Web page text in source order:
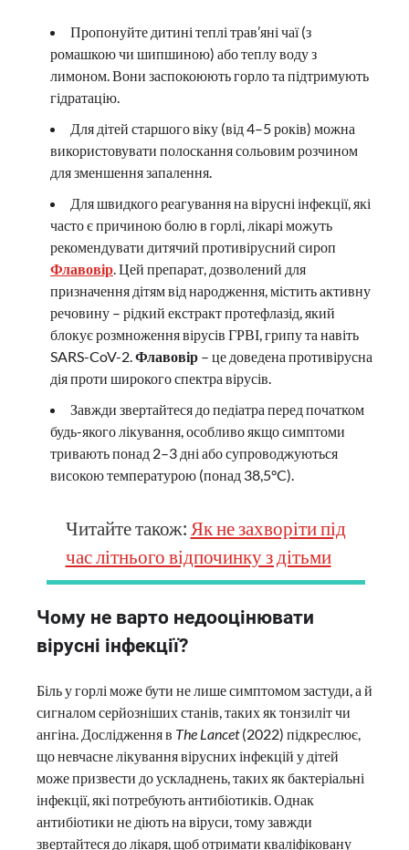
Пропонуйте дитині теплі трав’яні чаї (з
ромашкою чи шипшиною) або теплу воду з
лимоном. Вони заспокоюють горло та підтримують
гідратацію.
Для дітей старшого віку (від 4–5 років) можна
використовувати полоскання сольовим розчином
для зменшення запалення.
Для швидкого реагування на вірусні інфекції, які
часто є причиною болю в горлі, лікарі можуть
рекомендувати дитячий противірусний сироп
Флавовір. Цей препарат, дозволений для
призначення дітям від народження, містить активну
речовину – рідкий екстракт протефлазід, який
блокує розмноження вірусів ГРВІ, грипу та навіть
SARS-CoV-2.Флавовір – це доведена противірусна
дія проти широкого спектра вірусів.
Завжди звертайтеся до педіатра перед початком
будь-якого лікування, особливо якщо симптоми
тривають понад 2–3 дні або супроводжуються
високою температурою (понад 38,5°C).
Читайте також: Як не захворіти під
час літнього відпочинку з дітьми
Чому не варто недооцінювати
вірусні інфекції?
Біль у горлі може бути не лише симптомом застуди, а й
сигналом серйозніших станів, таких як тонзиліт чи
ангіна. Дослідження в The Lancet(2022) підкреслює,
що невчасне лікування вірусних інфекцій у дітей
може призвести до ускладнень, таких як бактеріальні
інфекції, які потребують антибіотиків. Однак
антибіотики не діють на віруси, тому завжди
звертайтеся до лікаря, щоб отримати кваліфіковану